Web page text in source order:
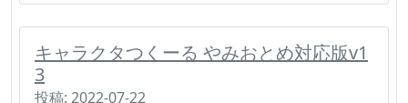
キャラクタつくーる やみおとめ対応版v1
3
投稿: 2022-07-22